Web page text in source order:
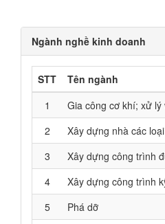
Ngành nghề kinh doanh
STT
Tên ngành
1
Gia công cơ khí; xử
2
Xây dựng nhà các loại
3
Xây dựng công trình
4
Xây dựng công trình
5
Phá dỡ